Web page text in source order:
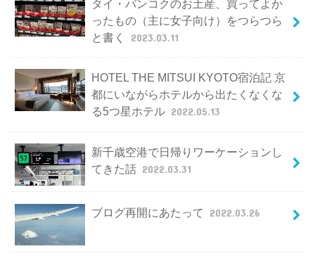
タイ・バンコクのお土産、買ってよか
ったもの（主に女子向け）をつらつら
と書く
2023.03.11
HOTEL THE MITSUI KYOTO宿泊記 京
都にいながらホテルから出たくなくな
る5つ星ホテル 2022.05.13
新千歳空港で日帰りワーケーションし
てきた話 2022.03.31
ブログ再開にあたって 2022.03.26